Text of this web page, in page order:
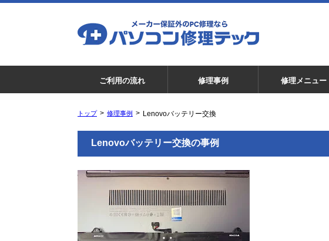
ご利用の流れ 修理事例 修理メニュー
トップ 修理事例 Lenovoバッテリー交換
Lenovoバッテリー交換の事例